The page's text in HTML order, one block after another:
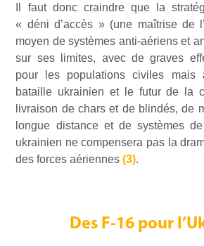
Il faut donc craindre que la
« déni d’accès » (une maîtrise de
moyen de systèmes anti-aériens et
sur ses limites, avec de graves
pour les populations civiles mais
bataille ukrainien et le futur de la
livraison de chars et de blindés, de
longue distance et de systèmes
ukrainien ne compensera pas la
des forces aériennes(3).
Des F-16 pour